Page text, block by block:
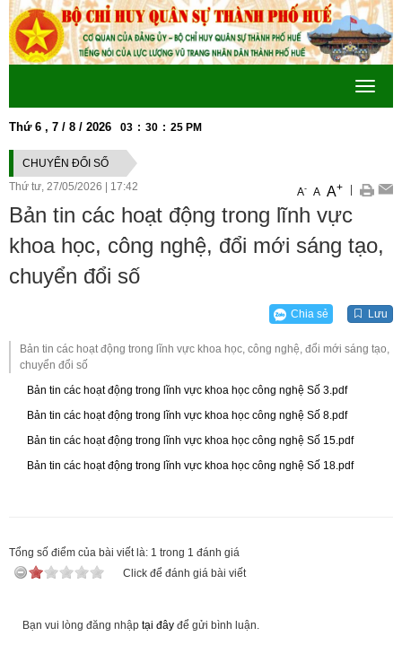
Toggle
Thứ 6 , 7 / 8 / 2026 03 : 30 : 26 PM
PHONG CÁCH HỒ CHÍ MINH" GẮN VỚI THỰC HIỆN TỐT CUỘC VẬN
CHUYỂN ĐỔI SỐ
Thứ tư, 27/05/2026 | 17:42 A- A A+ |
Bản tin các hoạt động trong lĩnh vực
khoa học, công nghệ, đổi mới sáng tạo,
chuyển đổi số
Chia sẻ Lưu
Bản tin các hoạt động trong lĩnh vực khoa học, công nghệ, đổi mới sáng tạo,
chuyển đổi số
Bản tin các hoạt động trong lĩnh vực khoa học công nghệ Số 3.pdf
Bản tin các hoạt động trong lĩnh vực khoa học công nghệ Số 8.pdf
Bản tin các hoạt động trong lĩnh vực khoa học công nghệ Số 15.pdf
Bản tin các hoạt động trong lĩnh vực khoa học công nghệ Số 18.pdf
Tổng số điểm của bài viết là: 1 trong 1 đánh giá
Click để đánh giá bài viết
Bạn vui lòng đăng nhập tại đây để gửi bình luận.